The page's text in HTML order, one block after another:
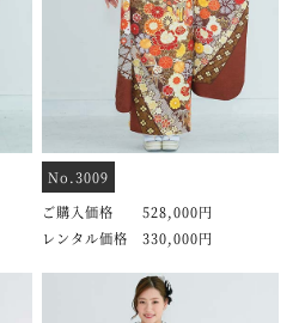
No.3009
ご購入価格 528,000円
レンタル価格 330,000円